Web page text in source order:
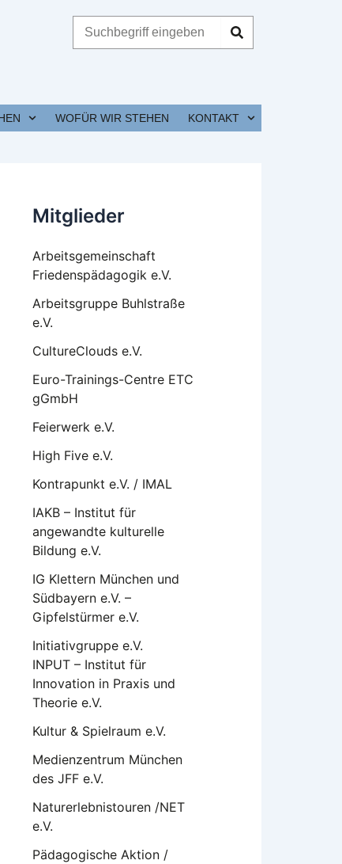
WOFÜR WIR STEHEN KONTAKT
Mitglieder
Arbeitsgemeinschaft
Friedenspädagogik e.V.
Arbeitsgruppe Buhlstraße
e.V.
CultureClouds e.V.
Euro-Trainings-Centre ETC
gGmbH
Feierwerk e.V.
High Five e.V.
Kontrapunkt e.V. / IMAL
IAKB – Institut für
angewandte kulturelle
Bildung e.V.
IG Klettern München und
Südbayern e.V. –
Gipfelstürmer e.V.
Initiativgruppe e.V.
INPUT – Institut für
Innovation in Praxis und
Theorie e.V.
Kultur & Spielraum e.V.
Medienzentrum München
des JFF e.V.
Naturerlebnistouren /NET
e.V.
Pädagogische Aktion /